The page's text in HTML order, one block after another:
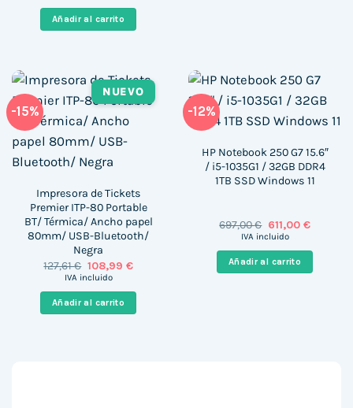
era:
599,00 €.
Añadir al carrito
-15%
NUEVO
Impresora de Tickets
Premier ITP-80 Portable
BT/ Térmica/ Ancho papel
80mm/ USB-Bluetooth/
Negra
127,61€ El
precio
era:
127,61 €.
108,99 €El
es:
108,99 €.
IVA incluido
Añadir al carrito
-12%
HP Notebook 250 G7 15.6″
/ i5-1035G1 / 32GB DDR4
1TB SSD Windows 11
697,00€ El
precio
era:
697,00 €.
611,00 €El
es:
611,00 €.
IVA incluido
Añadir al carrito